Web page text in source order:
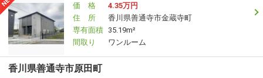
価 格
4.35万円
住 所
香川県善通寺市金蔵寺町
専有面積 35.19m²
間取り
ワンルーム
香川県善通寺市原田町